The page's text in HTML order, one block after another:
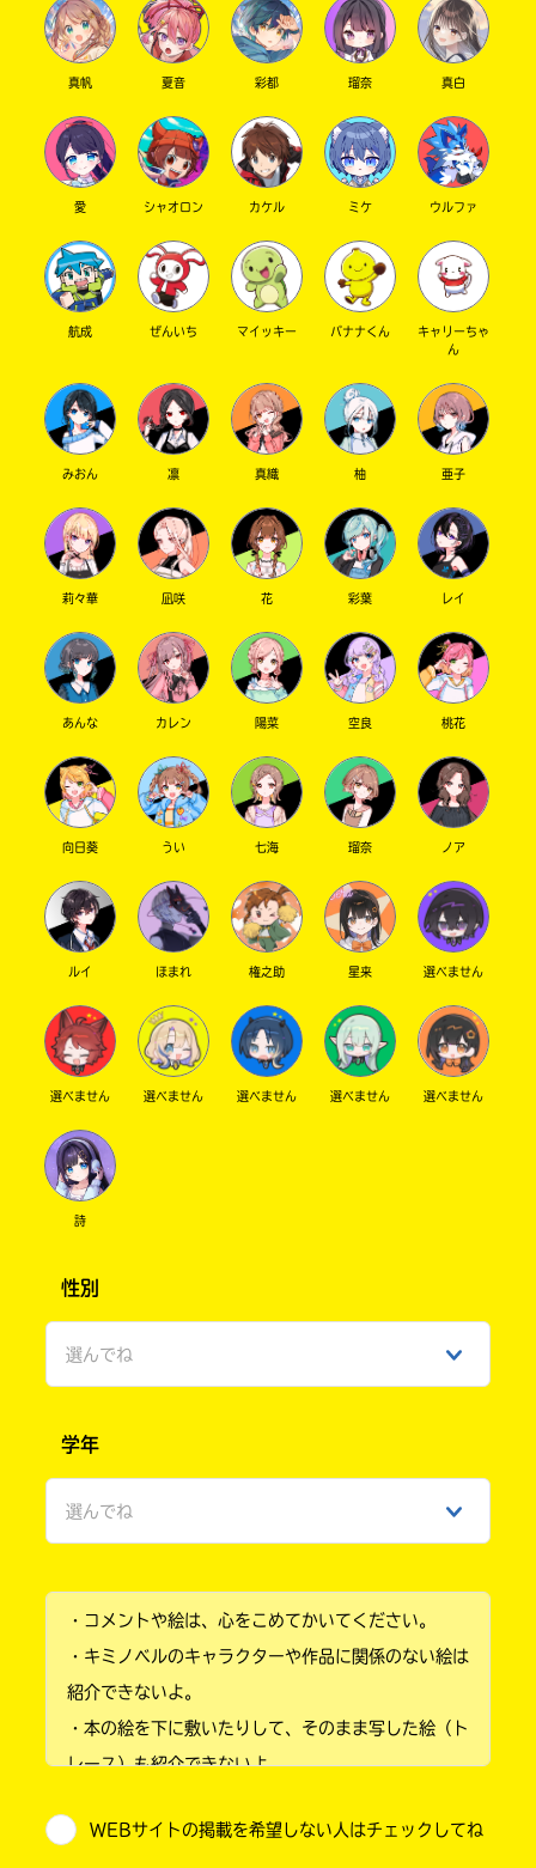
真帆 夏音 彩都 瑠奈 真白
愛 シャオロン カケル ミケ ウルファ
航成 ぜんいち マイッキー バナナくん
キャリーちゃ
ん
みおん 凛 真織 柚 亜子
莉々華 凪咲 花 彩葉 レイ
あんな カレン 陽菜 空良 桃花
向日葵 うい 七海 瑠奈 ノア
ルイ ほまれ 権之助 星来 選べません
選べません 選べません 選べません 選べません 選べません
詩
性別
選んでね
ひみつ
学年
選んでね
小学2年
小学4年
小学6年
・コメントや絵は、心をこめてかいてください。
・キミノベルのキャラクターや作品に関係のない絵は
紹介できないよ。
・本の絵を下に敷いたりして、そのまま写した絵（ト
レース）も紹介できないよ。
・送ってからすぐには紹介されないので、待ってて
WEBサイトの掲載を希望しない人はチェックしてね